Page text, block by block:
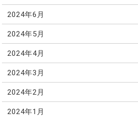
2024年6月
2024年5月
2024年4月
2024年3月
2024年2月
2024年1月